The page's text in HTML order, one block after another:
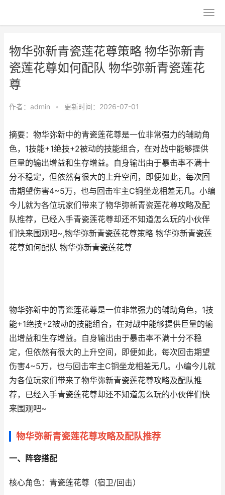
物华弥新青瓷莲花尊策略 物华弥新青
瓷莲花尊如何配队 物华弥新青瓷莲花
尊
作者： admin • 更新时间：2026-07-01
摘要：物华弥新中的青瓷莲花尊是一位非常强力的辅助角
色，1技能+1绝技+2被动的技能组合，在对战中能够提供
巨量的输出增益和生存增益。自身输出由于暴击率不满十
分不稳定，但依然有很大的上升空间，即便如此，每次回
击期望伤害4~5万，也与回击牢主C铜坐龙相差无几。小编
今儿就为各位玩家们带来了物华弥新青瓷莲花尊攻略及配
队推荐，已经入手青瓷莲花尊却还不知道怎么玩的小伙伴
们快来围观吧~,物华弥新青瓷莲花尊策略 物华弥新青瓷莲
花尊如何配队 物华弥新青瓷莲花尊
物华弥新中的青瓷莲花尊是一位非常强力的辅助角色，1技
能+1绝技+2被动的技能组合，在对战中能够提供巨量的输
出增益和生存增益。自身输出由于暴击率不满十分不稳
定，但依然有很大的上升空间，即便如此，每次回击期望
伤害4~5万，也与回击牢主C铜坐龙相差无几。小编今儿就
为各位玩家们带来了物华弥新青瓷莲花尊攻略及配队推
荐，已经入手青瓷莲花尊却还不知道怎么玩的小伙伴们快
来围观吧~
物华弥新青瓷莲花尊攻略及配队推荐
一、阵容搭配
核心角色：青瓷莲花尊（宿卫/回击）